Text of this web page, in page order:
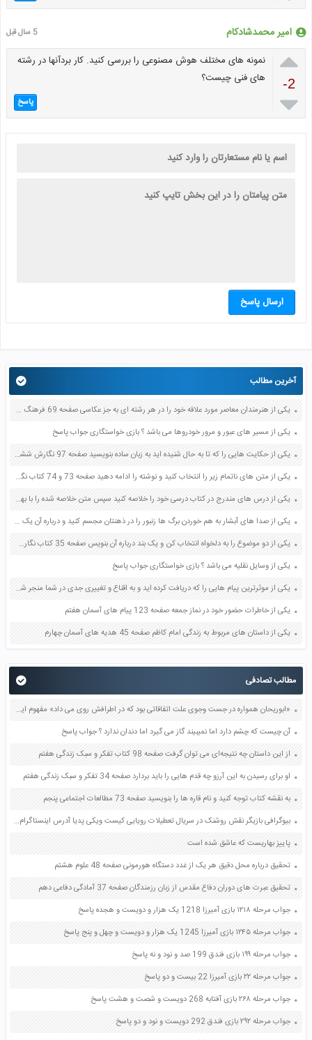
امیر محمدشادکام 5 سال قبل

-2

نمونه های مختلف هوش مصنوعی را بررسی کنید. کار بردآنها در رشته
های فنی چیست؟
پاسخ
ارسال پاسخ
آخرین مطالب
یکی از هنرمندان معاصر مورد علاقه خود را در هر رشته ای به جز عکاسی صفحه 69 فرهنگ و هنر نهم
یکی از مسیر های عبور و مرور خودروها می باشد ؟ بازی خواستگاری جواب پاسخ
یکی از حکایت هایی را که تا به حال شنیده اید به زبان ساده بنویسید صفحه 97 نگارش ششم دبستان
یکی از متن های ناتمام زیر را انتخاب کنید و نوشته را ادامه دهید صفحه 73 و 74 کتاب نگارش فارسی پنجم دبستان
یکی از درس های مندرج در کتاب درسی خود را خلاصه کنید سپس متن خلاصه شده را با بهره گیری از روش های دسته بندی نمودار جدول نقشه مفهومی نشان دهید صفحه 118 نگارش یازدهم
یکی از صدا های آبشار به هم خوردن برگ ها زنبور را در ذهنتان مجسم کنید و درباره آن یک بند بنویسید صفحه 11 نگارش پنجم
یکی از دو موضوع را به دلخواه انتخاب کن و یک بند درباره آن بنویس صفحه 35 کتاب نگارش فارسی سوم
یکی از وسایل نقلیه می باشد ؟ بازی خواستگاری جواب پاسخ
یکی از موثرترین پیام هایی را که دریافت کرده اید و به اقناع و تغییری جدی در شما منجر شده است برسی کنید و علت این تاثیر گذاری قابل توجه را بنویسید صفحه 52 تفکر و سواد رسانه ای دهم
یکی از خاطرات حضور خود در نماز جمعه صفحه 123 پیام های آسمان هفتم
یکی از داستان های مربوط به زندگی امام کاظم صفحه 45 هدیه های آسمان چهارم
مطالب تصادفی
«ابوریحان همواره در جست وجوی علت اتفاقاتی بود که در اطرافش روی می داد» مفهوم این جمله را با مثال بیان کنید صفحه 126 فارسی چهارم
آن چیست که چشم دارد اما نمیبیند گاز می گیرد اما دندان ندارد ؟ جواب پاسخ
از این داستان چه نتیجه‌ای می توان گرفت صفحه 98 کتاب تفکر و سبک زندگی هفتم
او برای رسیدن به این آرزو چه قدم هایی را باید بردارد صفحه 34 تفکر و سبک زندگی هفتم
به نقشه کتاب توجه کنید و نام قاره ها را بنویسید صفحه 73 مطالعات اجتماعی پنجم
بیوگرافی بازیگر نقش روشنک در سریال تعطیلات رویایی کیست ویکی پدیا آدرس اینستاگرام عکس
پاییز بهاریست که عاشق شده است
تحقیق درباره محل دقیق هر یک از غدد دستگاه هورمونی صفحه 48 علوم هشتم
تحقیق عبرت های دوران دفاع مقدس از زبان رزمندگان صفحه 37 آمادگی دفاعی دهم
جواب مرحله ۱۲۱۸ بازی آمیرزا 1218 یک هزار و دویست و هجده پاسخ
جواب مرحله ۱۲۴۵ بازی آمیرزا 1245 یک هزار و دویست و چهل و پنج پاسخ
جواب مرحله ۱۹۹ بازی فندق 199 صد و نود و نه پاسخ
جواب مرحله ۲۲ بازی آمیرزا 22 بیست و دو پاسخ
جواب مرحله ۲۶۸ بازی آفتابه 268 دویست و شصت و هشت پاسخ
جواب مرحله ۲۹۲ بازی فندق 292 دویست و نود و دو پاسخ